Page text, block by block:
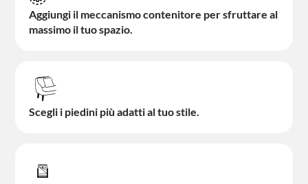
Aggiungi il meccanismo contenitore per sfruttare al
massimo il tuo spazio.
Scegli i piedini più adatti al tuo stile.